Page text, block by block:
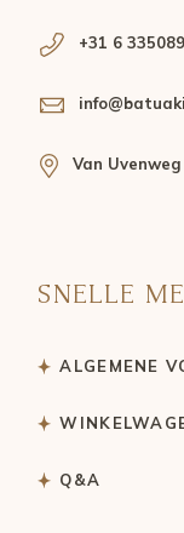
+31 6
Van
SNELLE
ALGEMENE
Q&A